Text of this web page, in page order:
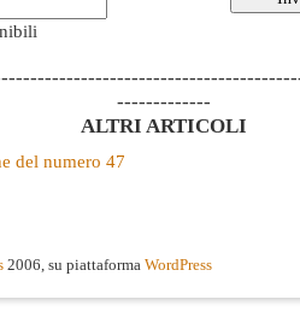
-------------
ALTRI ARTICOLI
del numero 47
2006, su piattaforma WordPress